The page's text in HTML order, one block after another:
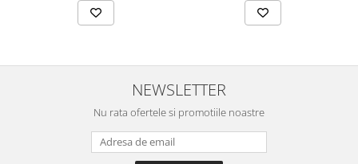
NEWSLETTER
Nu rata ofertele si promotiile noastre